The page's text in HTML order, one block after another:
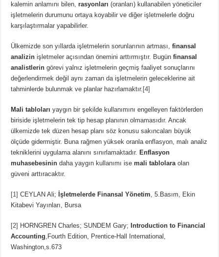
kalemin anlamını bilen,rasyonları (oranları) kullanabilen yöneticiler
işletmelerin durumunu ortaya koyabilir ve diğer işletmelerle doğru
karşılaştırmalar yapabilirler.
Ülkemizde son yıllarda işletmelerin sorunlarının artması,finansal
analizin işletmeler açısından önemini arttırmıştır. Bugünfinansal
analistlerin görevi yalnız işletmelerin geçmiş faaliyet sonuçlarını
değerlendirmek değil aynı zaman da işletmelerin geleceklerine ait
tahminlerde bulunmak ve planlar hazırlamaktır. [4]
Mali tabloları yaygın bir şekilde kullanımını engelleyen faktörlerden
biriside işletmelerin tek tip hesap planının olmamasıdır. Ancak
ülkemizde tek düzen hesap planı söz konusu sakıncaları büyük
ölçüde gidermiştir. Buna rağmen yüksek oranla enflasyon, malı analiz
tekniklerini uygulama alanını sınırlamaktadır. Enflasyon
muhasebesinin daha yaygın kullanımı isemali tablolaraolan
güveni arttıracaktır.
[1] CEYLAN Ali; İşletmelerde Finansal Yönetim, 5.Basım, Ekin
Kitabevi Yayınları, Bursa
[2] HORNGREN Charles; SUNDEM Gary; Introduction to Financial
Accounting,Fourth Edition, Prentice-Hall International,
Washington,s.673